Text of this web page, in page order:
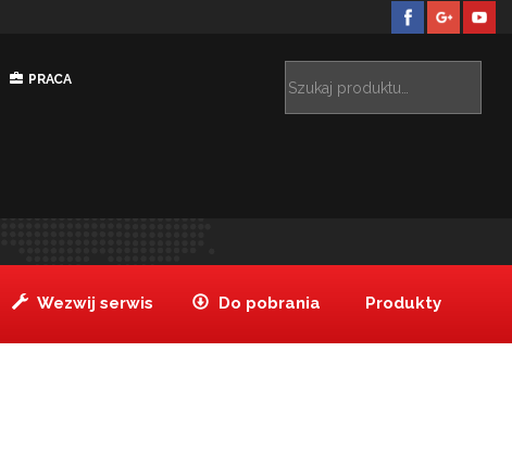
PRACA
Wezwij serwis Do pobrania Produkty